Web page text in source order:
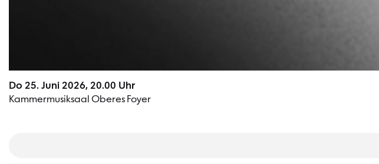
Do 25. Juni 2026, 20.00 Uhr
Kammermusiksaal Oberes Foyer